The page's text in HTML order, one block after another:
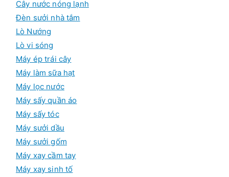
Cây nước nóng lạnh
Đèn sưởi nhà tắm
Lò Nướng
Lò vi sóng
Máy ép trái cây
Máy làm sữa hạt
Máy lọc nước
Máy sấy quần áo
Máy sấy tóc
Máy sưởi dầu
Máy sưởi gốm
Máy xay cầm tay
Máy xay sinh tố